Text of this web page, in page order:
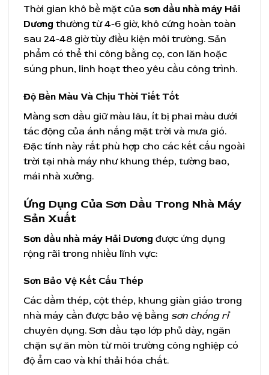
Thời gian khô bề mặt của sơn dầu nhà máy Hải
Dương thường từ 4-6 giờ, khô cứng hoàn toàn
sau 24-48 giờ tùy điều kiện môi trường. Sản
phẩm có thể thi công bằng cọ, con lăn hoặc
súng phun, linh hoạt theo yêu cầu công trình.
Độ Bền Màu Và Chịu Thời Tiết Tốt
Màng sơn dầu giữ màu lâu, ít bị phai màu dưới
tác động của ánh nắng mặt trời và mưa gió.
Đặc tính này rất phù hợp cho các kết cấu ngoài
trời tại nhà máy như khung thép, tường bao,
mái nhà xưởng.
Ứng Dụng Của Sơn Dầu Trong Nhà Máy
Sản Xuất
Sơn dầu nhà máy Hải Dương được ứng dụng
rộng rãi trong nhiều lĩnh vực:
Sơn Bảo Vệ Kết Cấu Thép
Các dầm thép, cột thép, khung giàn giáo trong
nhà máy cần được bảo vệ bằng sơn chống rỉ
chuyên dụng. Sơn dầu tạo lớp phủ dày, ngăn
chặn sự ăn mòn từ môi trường công nghiệp có
độ ẩm cao và khí thải hóa chất.